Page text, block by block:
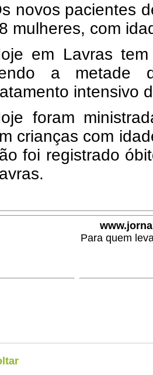
novos pacientes
mulheres, com
em Lavras
a metade
intensivo
foram
crianças com
foi registrado
Para quem